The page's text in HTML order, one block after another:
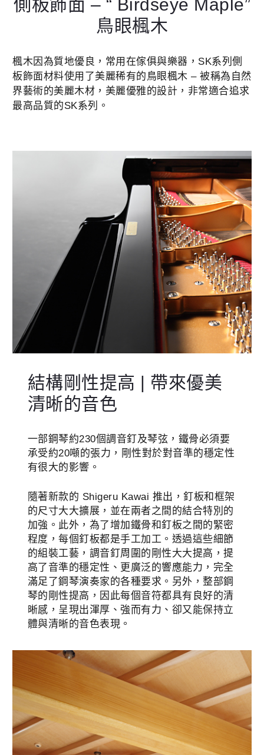
側板飾面 – “ Birdseye Maple”
鳥眼楓木
楓木因為質地優良，常用在傢俱與樂器，SK系列側
板飾面材料使用了美麗稀有的鳥眼楓木 – 被稱為自然
界藝術的美麗木材，美麗優雅的設計，非常適合追求
最高品質的SK系列。
結構剛性提高 | 帶來優美
清晰的音色
一部鋼琴約230個調音釘及琴弦，鐵骨必須要
承受約20噸的張力，剛性對於對音準的穩定性
有很大的影響。
隨著新款的 Shigeru Kawai 推出，釘板和框架
的尺寸大大擴展，並在兩者之間的結合特別的
加強。此外，為了增加鐵骨和釘板之間的緊密
程度，每個釘板都是手工加工。透過這些細節
的組裝工藝，調音釘周圍的剛性大大提高，提
高了音準的穩定性、更廣泛的響應能力，完全
滿足了鋼琴演奏家的各種要求。另外，整部鋼
琴的剛性提高，因此每個音符都具有良好的清
晰感，呈現出渾厚、強而有力、卻又能保持立
體與清晰的音色表現。